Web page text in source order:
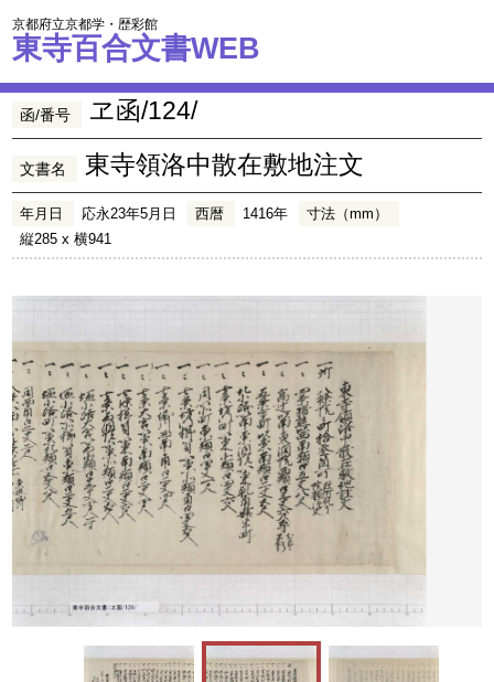
京都府立京都学・歴彩館
東寺百合文書WEB
函/番号 ヱ函/124/
文書名 東寺領洛中散在敷地注文
年月日 応永23年5月日 西暦 1416年
寸法（mm）
縦285 x 横941